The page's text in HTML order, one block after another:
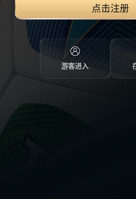
点击注册
游客进入